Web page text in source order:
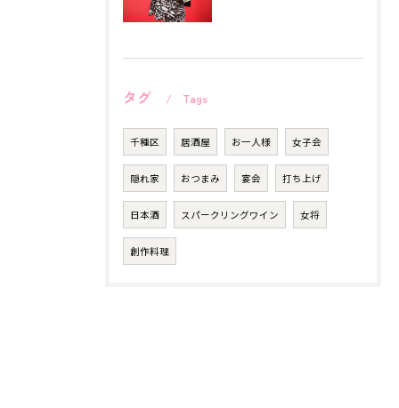
タグ Tags
千種区 居酒屋 お一人様 女子会
隠れ家 おつまみ 宴会 打ち上げ
日本酒 スパークリングワイン 女将
創作料理